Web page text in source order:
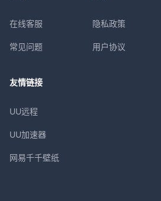
在线客服
常见问题
隐私政策
用户协议
友情链接
UU远程
UU加速器
网易千千壁纸